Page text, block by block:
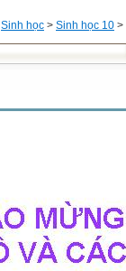
Sinh học > Sinh học 10 >